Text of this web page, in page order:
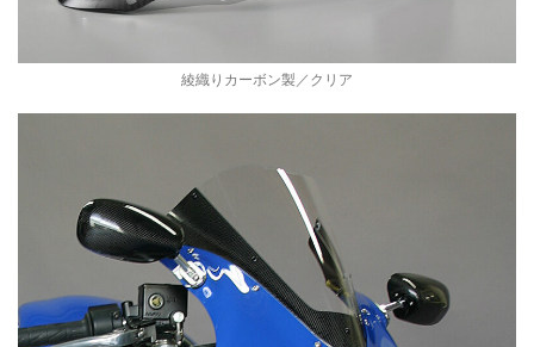
綾織りカーボン製／クリア